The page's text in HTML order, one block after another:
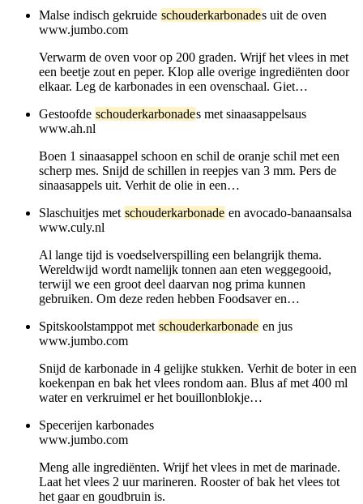
Malse indisch gekruide schouderkarbonades uit de oven
www.jumbo.com
Verwarm de oven voor op 200 graden. Wrijf het vlees in met
een beetje zout en peper. Klop alle overige ingrediënten door
elkaar. Leg de karbonades in een ovenschaal. Giet…
Gestoofde schouderkarbonades met sinaasappelsaus
www.ah.nl
Boen 1 sinaasappel schoon en schil de oranje schil met een
scherp mes. Snijd de schillen in reepjes van 3 mm. Pers de
sinaasappels uit. Verhit de olie in een…
Slaschuitjes met schouderkarbonade en avocado-banaansalsa
www.culy.nl
Al lange tijd is voedselverspilling een belangrijk thema.
Wereldwijd wordt namelijk tonnen aan eten weggegooid,
terwijl we een groot deel daarvan nog prima kunnen
gebruiken. Om deze reden hebben Foodsaver en…
Spitskoolstamppot met schouderkarbonade en jus
www.jumbo.com
Snijd de karbonade in 4 gelijke stukken. Verhit de boter in een
koekenpan en bak het vlees rondom aan. Blus af met 400 ml
water en verkruimel er het bouillonblokje…
Specerijen karbonades
www.jumbo.com
Meng alle ingrediënten. Wrijf het vlees in met de marinade.
Laat het vlees 2 uur marineren. Rooster of bak het vlees tot
het gaar en goudbruin is.